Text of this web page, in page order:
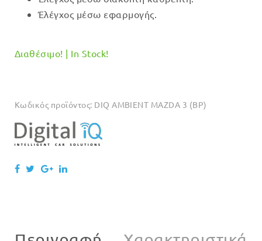
Έλέγχος μέσω εφαρμογής.
Διαθέσιμο! | In Stock!
Κωδικός προϊόντος: DIQ AMBIENT MAZDA 3 (BP)